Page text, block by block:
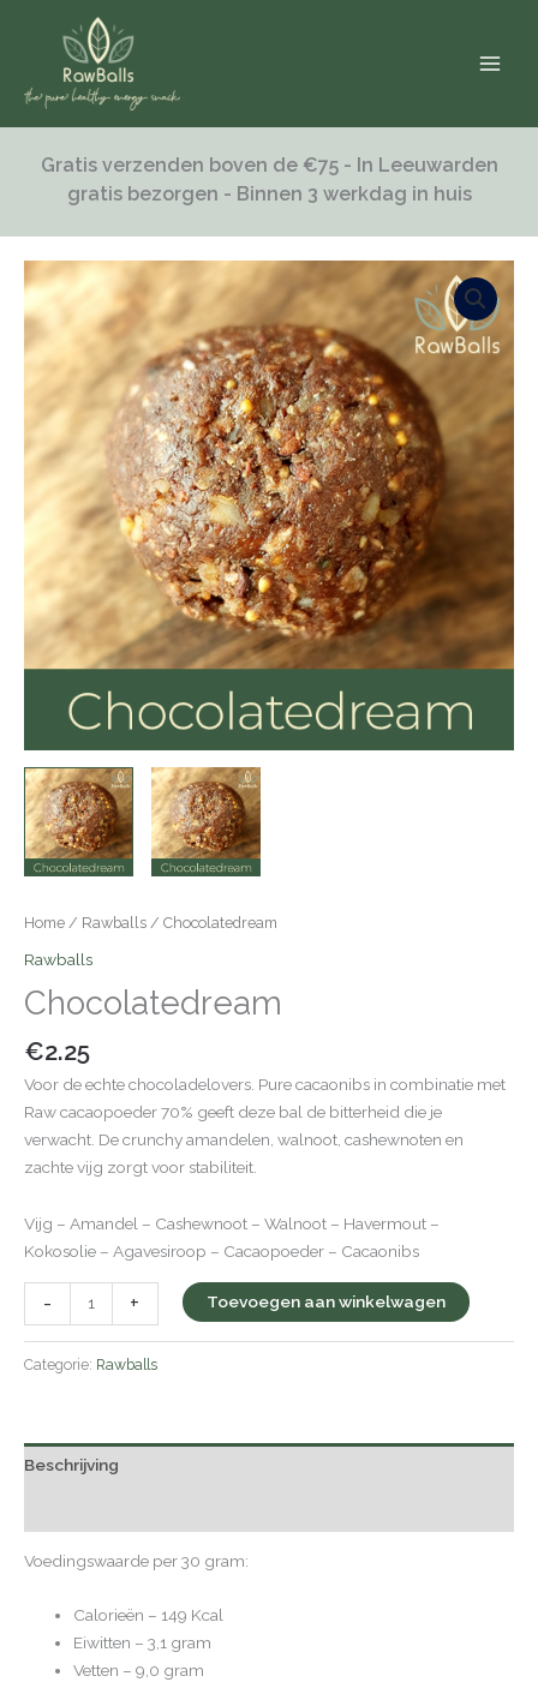
inhoud
Gratis verzenden boven de €75 - In Leeuwarden
gratis bezorgen - Binnen 3 werkdag in huis
Home / Rawballs / Chocolatedream
Rawballs
Chocolatedream
€2.25
Voor de echte chocoladelovers. Pure cacaonibs in combinatie met
Raw cacaopoeder 70% geeft deze bal de bitterheid die je
verwacht. De crunchy amandelen, walnoot, cashewnoten en
zachte vijg zorgt voor stabiliteit.
Vijg – Amandel – Cashewnoot – Walnoot – Havermout –
Kokosolie – Agavesiroop – Cacaopoeder – Cacaonibs
-
Chocolatedream
+ Toevoegen aan winkelwagen
Categorie: Rawballs
Beschrijving
Voedingswaarde per 30 gram:
Calorieën – 149 Kcal
Eiwitten – 3,1 gram
Vetten – 9,0 gram